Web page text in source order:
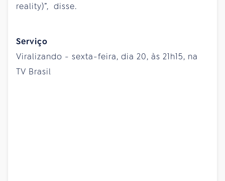
reality)”, disse.
Serviço
Viralizando - sexta-feira, dia 20, às 21h15, na
TV Brasil